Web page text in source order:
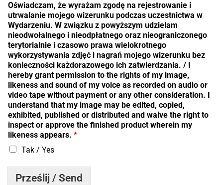
Oświadczam, że wyrażam zgodę na rejestrowanie i
utrwalanie mojego wizerunku podczas uczestnictwa w
Wydarzeniu. W związku z powyższym udzielam
nieodwołalnego i nieodpłatnego oraz nieograniczonego
terytorialnie i czasowo prawa wielokrotnego
wykorzystywania zdjęć i nagrań mojego wizerunku bez
konieczności każdorazowego ich zatwierdzania. / I
hereby grant permission to the rights of my image,
likeness and sound of my voice as recorded on audio or
video tape without payment or any other consideration. I
understand that my image may be edited, copied,
exhibited, published or distributed and waive the right to
inspect or approve the finished product wherein my
likeness appears. *
Tak / Yes
Prześlij / Send